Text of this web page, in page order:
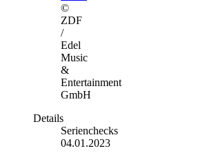
©
ZDF
/
Edel
Music
&
Entertainment
GmbH
Details
Serienchecks
04.01.2023